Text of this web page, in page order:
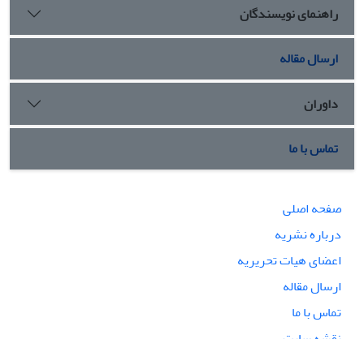
راهنمای نویسندگان
ارسال مقاله
داوران
تماس با ما
صفحه اصلی
درباره نشریه
اعضای هیات تحریریه
ارسال مقاله
تماس با ما